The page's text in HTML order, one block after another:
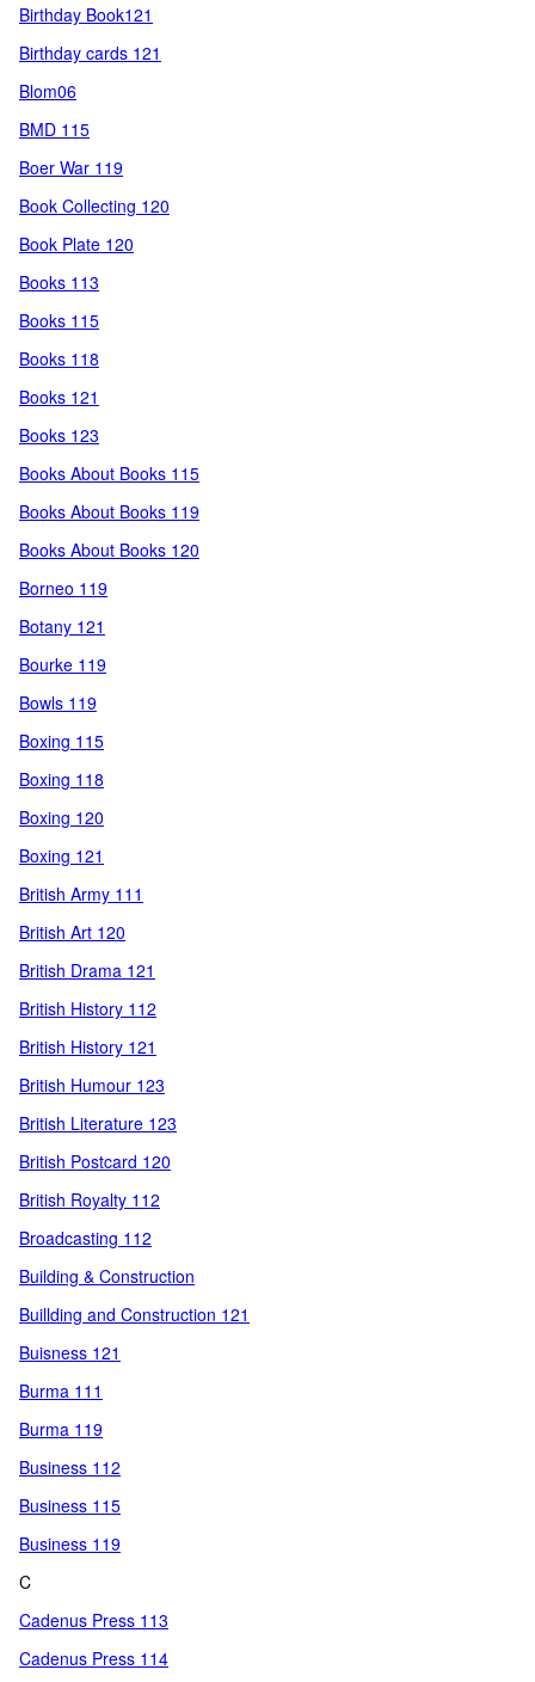
Birthday Book121
Birthday cards 121
Blom06
BMD 115
Boer War 119
Book Collecting 120
Book Plate 120
Books 113
Books 115
Books 118
Books 121
Books 123
Books About Books 115
Books About Books 119
Books About Books 120
Borneo 119
Botany 121
Bourke 119
Bowls 119
Boxing 115
Boxing 118
Boxing 120
Boxing 121
British Army 111
British Art 120
British Drama 121
British History 112
British History 121
British Humour 123
British Literature 123
British Postcard 120
British Royalty 112
Broadcasting 112
Building & Construction
Buillding and Construction 121
Buisness 121
Burma 111
Burma 119
Business 112
Business 115
Business 119
C
Cadenus Press 113
Cadenus Press 114